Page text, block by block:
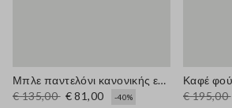
Μπλε παντελόνι κανονικής εφαρμογής
€ 135,00 € 81,00
-40%
€ 195,00